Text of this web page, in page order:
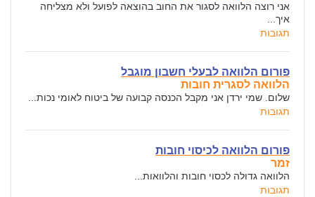
אני רוצה הלוואה לסגור את החוב בהוצאה לפועל ולא מצליחה
איך...
תגובות
פורום הלוואה לבעלי חשבון מוגבל
הלוואה לסגרית חובות
שלום. שמי ירדן אני מקבל הכנסה קבועה של ביטוח לאומי נכות...
תגובות
פורום הלוואה לכיסוי חובות
זמר
הלוואה גדולה לכסוי חובות והלוואות...
תגובות